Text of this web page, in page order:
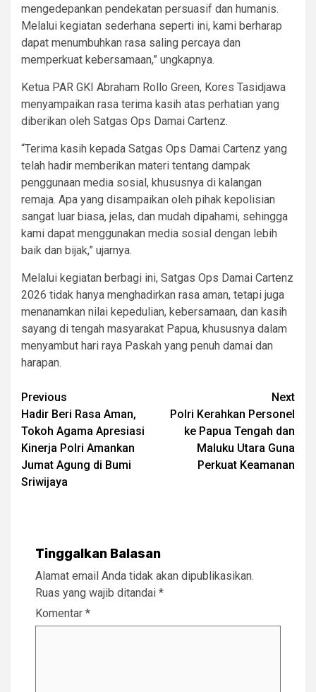
mengedepankan pendekatan persuasif dan humanis.
Melalui kegiatan sederhana seperti ini, kami berharap
dapat menumbuhkan rasa saling percaya dan
memperkuat kebersamaan,” ungkapnya.
Ketua PAR GKI Abraham Rollo Green, Kores Tasidjawa
menyampaikan rasa terima kasih atas perhatian yang
diberikan oleh Satgas Ops Damai Cartenz.
“Terima kasih kepada Satgas Ops Damai Cartenz yang
telah hadir memberikan materi tentang dampak
penggunaan media sosial, khususnya di kalangan
remaja. Apa yang disampaikan oleh pihak kepolisian
sangat luar biasa, jelas, dan mudah dipahami, sehingga
kami dapat menggunakan media sosial dengan lebih
baik dan bijak,” ujarnya.
Melalui kegiatan berbagi ini, Satgas Ops Damai Cartenz
2026 tidak hanya menghadirkan rasa aman, tetapi juga
menanamkan nilai kepedulian, kebersamaan, dan kasih
sayang di tengah masyarakat Papua, khususnya dalam
menyambut hari raya Paskah yang penuh damai dan
harapan.
Post
navigation
Previous
Hadir Beri Rasa Aman,
Tokoh Agama Apresiasi
Kinerja Polri Amankan
Jumat Agung di Bumi
Sriwijaya
Next
Polri Kerahkan Personel
ke Papua Tengah dan
Maluku Utara Guna
Perkuat Keamanan
Tinggalkan Balasan
Alamat email Anda tidak akan dipublikasikan.
Ruas yang wajib ditandai *
Komentar *